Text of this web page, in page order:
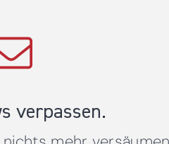
verpassen.